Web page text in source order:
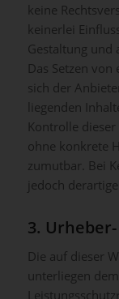
keine
keinerlei
Gestaltung und
Das Setzen
sich der
liegenden
Kontrolle
ohne konkrete
zumutbar. Bei
jedoch
3.
Die auf dieser
unterliegen